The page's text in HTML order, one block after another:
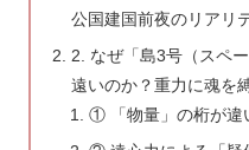
公国建国前夜のリアリ
2. なぜ「島3号（スペ
遠いのか？重力に魂を
① 「物量」の桁が違